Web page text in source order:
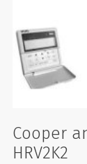
Cooper
HRV2K2